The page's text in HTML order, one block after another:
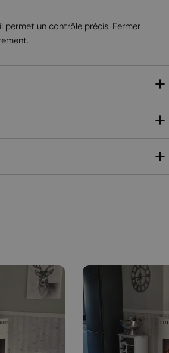
permet un contrôle précis. Fermer